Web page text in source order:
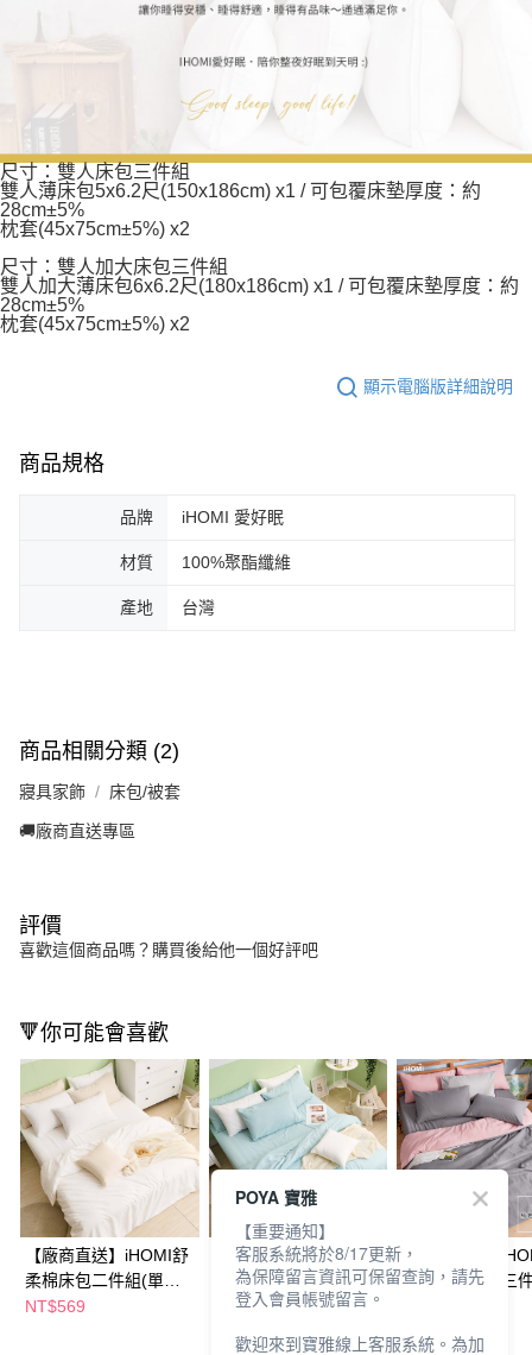
尺寸：雙人床包三件組
雙人薄床包5x6.2尺(150x186cm) x1 / 可包覆床墊厚度：約
28cm±5%
枕套(45x75cm±5%) x2
尺寸：雙人加大床包三件組
雙人加大薄床包6x6.2尺(180x186cm) x1 / 可包覆床墊厚度：約
28cm±5%
枕套(45x75cm±5%) x2
顯示電腦版詳細說明
商品規格
品牌 iHOMI 愛好眠
材質 100%聚酯纖維
產地 台灣
商品相關分類 (2)
寢具家飾 床包/被套
🚚廠商直送專區
評價
喜歡這個商品嗎？購買後給他一個好評吧
🔻你可能會喜歡
【廠商直送】iHOMI舒
柔棉床包二件組(單人)-
多款任選
NT$569
【廠商直送】iHOMI舒
柔棉床包三件組(雙人
加大)-多款任選
NT$740
【廠商直送】
柔棉床包被套三
POYA 寶雅
【重要通知】
客服系統將於8/17更新，
為保障留言資訊可保留查詢，請先
登入會員帳號留言。
歡迎來到寶雅線上客服系統。為加